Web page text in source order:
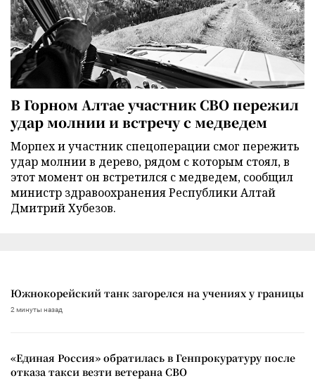
В Горном Алтае участник СВО пережил
удар молнии и встречу с медведем
Морпех и участник спецоперации смог пережить
удар молнии в дерево, рядом с которым стоял, в
этот момент он встретился с медведем, сообщил
министр здравоохранения Республики Алтай
Дмитрий Хубезов.
Южнокорейский танк загорелся на учениях у границы
2 минуты назад
«Единая Россия» обратилась в Генпрокуратуру после
отказа такси везти ветерана СВО